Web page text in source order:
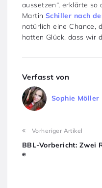
aussetzen“, erklärte so
Martin Schiller nach
natürlich eine Chance,
hatten Glück, dass wir
Verfasst von
Sophie Möller
Vorheriger Artikel
BBL-Vorbericht: Zwei
e